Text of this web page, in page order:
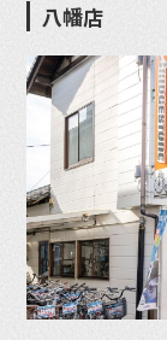
八幡店